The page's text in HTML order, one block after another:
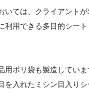
いては、クライアント
利用できる多目的シー
用ポリ袋も製造してい
を入れたミシン目入り